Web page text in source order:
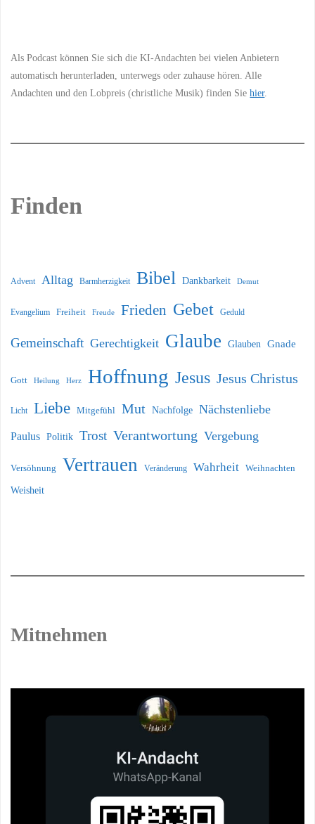
Als Podcast können Sie sich die KI-Andachten bei vielen Anbietern
automatisch herunterladen, unterwegs oder zuhause hören. Alle
Andachten und den Lobpreis (christliche Musik) finden Siehier.
Finden
Advent Alltag Barmherzigkeit Bibel Dankbarkeit Demut
Evangelium Freiheit Freude Frieden Gebet Geduld
Gemeinschaft Gerechtigkeit Glaube Glauben Gnade
Gott Heilung Herz Hoffnung Jesus Jesus Christus
Licht Liebe Mitgefühl Mut Nachfolge Nächstenliebe
Paulus Politik Trost Verantwortung Vergebung
Versöhnung Vertrauen Veränderung Wahrheit Weihnachten
Weisheit
Mitnehmen